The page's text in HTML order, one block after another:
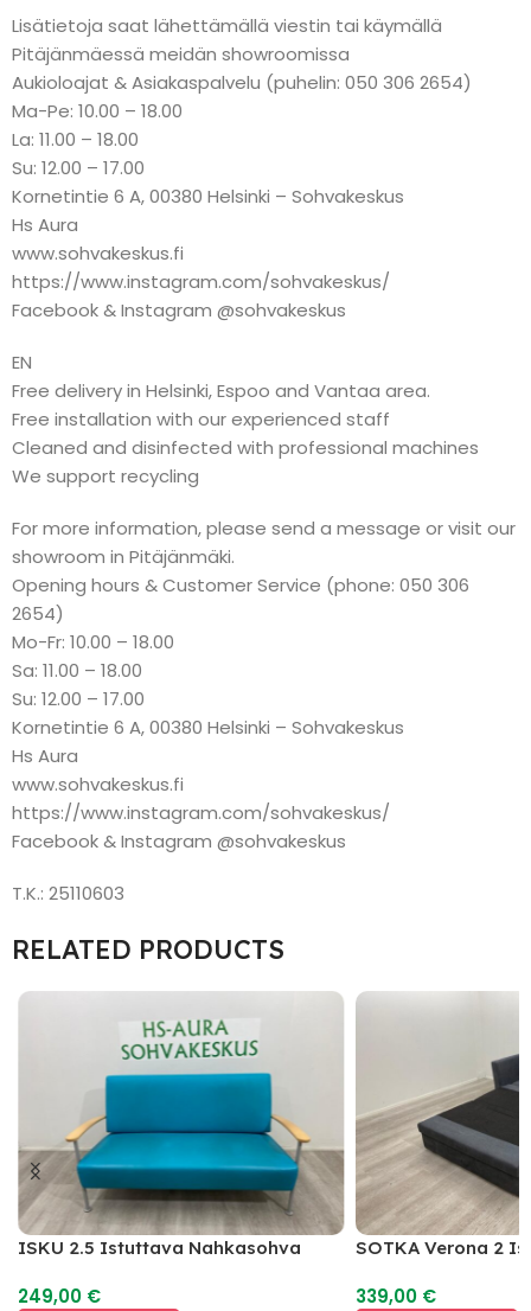
Lisätietoja saat lähettämällä viestin tai käymällä
Pitäjänmäessä meidän showroomissa
Aukioloajat & Asiakaspalvelu (puhelin: 050 306 2654)
Ma-Pe: 10.00 – 18.00
La: 11.00 – 18.00
Su: 12.00 – 17.00
Kornetintie 6 A, 00380 Helsinki – Sohvakeskus
Hs Aura
www.sohvakeskus.fi
https://www.instagram.com/sohvakeskus/
Facebook & Instagram @sohvakeskus
EN
Free delivery in Helsinki, Espoo and Vantaa area.
Free installation with our experienced staff
Cleaned and disinfected with professional machines
We support recycling
For more information, please send a message or visit our
showroom in Pitäjänmäki.
Opening hours & Customer Service (phone: 050 306
2654)
Mo-Fr: 10.00 – 18.00
Sa: 11.00 – 18.00
Su: 12.00 – 17.00
Kornetintie 6 A, 00380 Helsinki – Sohvakeskus
Hs Aura
www.sohvakeskus.fi
https://www.instagram.com/sohvakeskus/
Facebook & Instagram @sohvakeskus
T.K.: 25110603
RELATED PRODUCTS
ISKU 2.5 Istuttava Nahkasohva
249,00 €
SOTKA Verona 2
339,00 €